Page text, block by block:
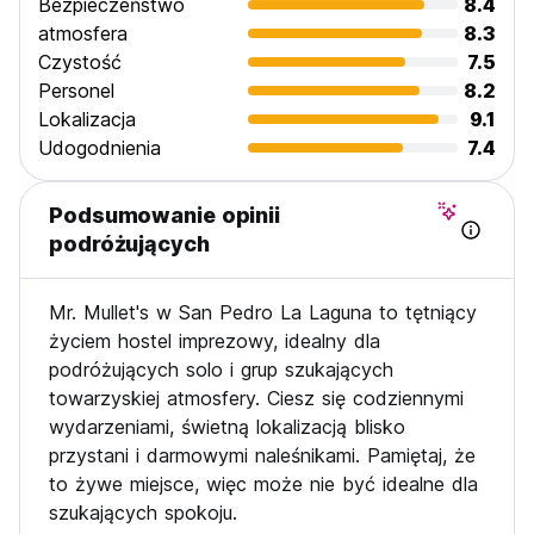
Bezpieczeństwo
8.4
atmosfera
8.3
Czystość
7.5
Personel
8.2
Lokalizacja
9.1
Udogodnienia
7.4
Podsumowanie opinii
podróżujących
Mr. Mullet's w San Pedro La Laguna to tętniący
życiem hostel imprezowy, idealny dla
podróżujących solo i grup szukających
towarzyskiej atmosfery. Ciesz się codziennymi
wydarzeniami, świetną lokalizacją blisko
przystani i darmowymi naleśnikami. Pamiętaj, że
to żywe miejsce, więc może nie być idealne dla
szukających spokoju.